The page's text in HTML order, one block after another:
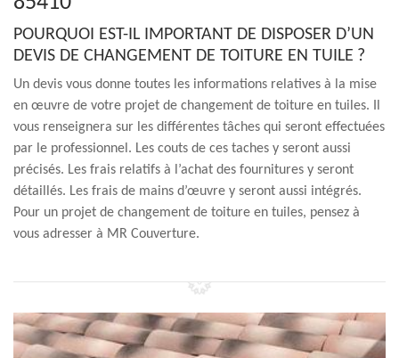
POURQUOI EST-IL IMPORTANT DE DISPOSER D’UN
DEVIS DE CHANGEMENT DE TOITURE EN TUILE ?
Un devis vous donne toutes les informations relatives à la mise
en œuvre de votre projet de changement de toiture en tuiles. Il
vous renseignera sur les différentes tâches qui seront effectuées
par le professionnel. Les couts de ces taches y seront aussi
précisés. Les frais relatifs à l’achat des fournitures y seront
détaillés. Les frais de mains d’œuvre y seront aussi intégrés.
Pour un projet de changement de toiture en tuiles, pensez à
vous adresser à MR Couverture.